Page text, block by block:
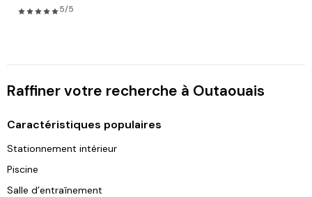
5/5
Raffiner votre recherche à Outaouais
Caractéristiques populaires
Stationnement intérieur
Piscine
Salle d’entraînement